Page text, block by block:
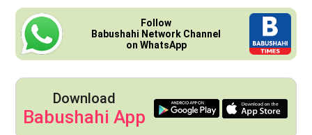
Follow
Babushahi Network Channel
on WhatsApp
Download
Babushahi App